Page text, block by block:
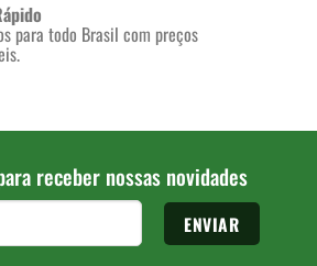
para todo Brasil com preços
receber nossas novidades